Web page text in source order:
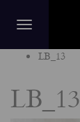
LB_13
LB_13